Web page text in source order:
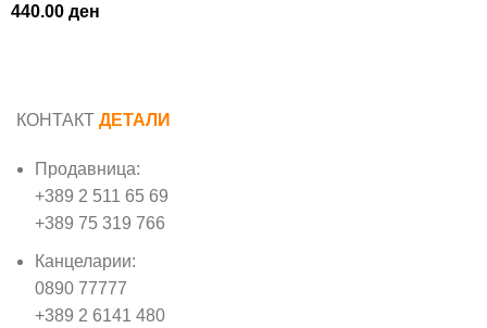
440.00ден
КОНТАКТ ДЕТАЛИ
Продавница:
+389 2 511 65 69
+389 75 319 766
Канцеларии:
0890 77777
+389 2 6141 480